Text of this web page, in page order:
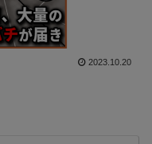
2023.10.20